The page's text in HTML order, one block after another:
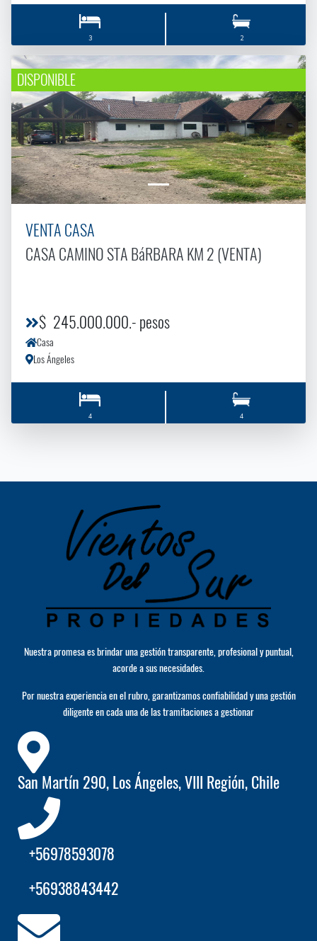
3 2
DISPONIBLE
VENTA CASA
CASA CAMINO STA BáRBARA KM 2 (VENTA)
$ 245.000.000.- pesos
Casa
Los Ángeles
4 4
Nuestra promesa es brindar una gestión transparente, profesional y puntual,
acorde a sus necesidades.
Por nuestra experiencia en el rubro, garantizamos confiabilidad y una gestión
diligente en cada una de las tramitaciones a gestionar
San Martín 290, Los Ángeles, VIII Región, Chile
+56978593078
+56938843442